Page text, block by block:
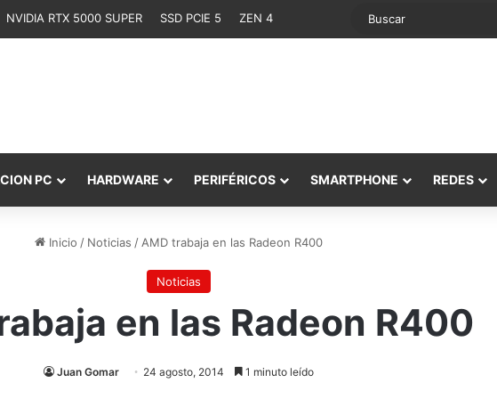
NVIDIA RTX 5000 SUPER SSD PCIE 5 ZEN 4
PC HARDWARE PERIFÉRICOS SMARTPHONE REDES
Inicio / Noticias / AMD trabaja en las Radeon R400
Noticias
en las Radeon R400
Juan Gomar 24 agosto, 2014 1 minuto leído